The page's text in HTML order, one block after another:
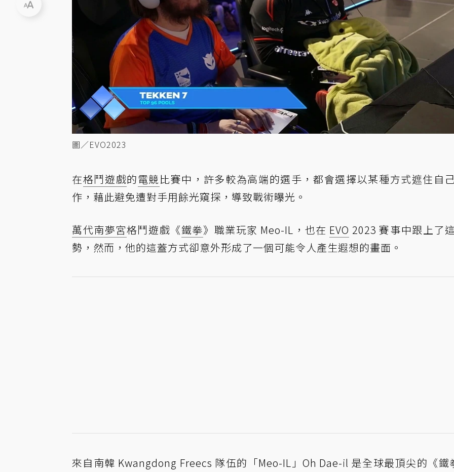
圖／EVO2023
在格鬥遊戲的電競比賽中，許多較為高端的選手，都會選擇以某種方式遮住自
作，藉此避免遭對手用餘光窺探，導致戰術曝光。
萬代南夢宮格鬥遊戲《鐵拳》職業玩家 Meo-IL，也在 EVO 2023 賽事中跟上了
勢，然而，他的這蓋方式卻意外形成了一個可能令人產生遐想的畫面。
來自南韓 Kwangdong Freecs 隊伍的「Meo-IL」Oh Dae-il 是全球最頂尖的《鐵